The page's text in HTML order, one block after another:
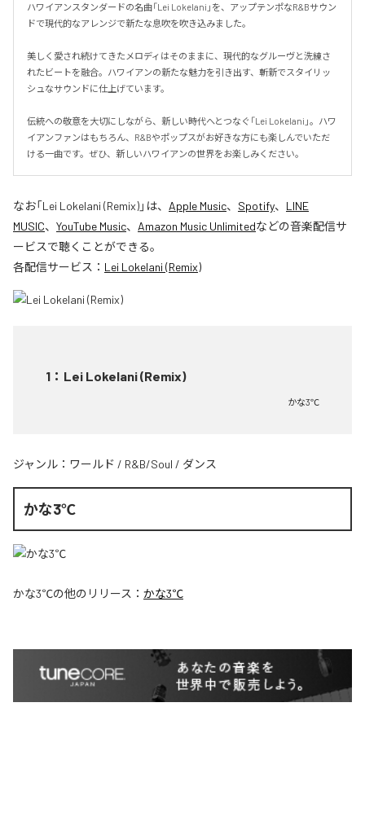
ハワイアンスタンダードの名曲「Lei Lokelani」を、アップテンポなR&Bサウン
ドで現代的なアレンジで新たな息吹を吹き込みました。
美しく愛され続けてきたメロディはそのままに、現代的なグルーヴと洗練さ
れたビートを融合。ハワイアンの新たな魅力を引き出す、斬新でスタイリッ
シュなサウンドに仕上げています。
伝統への敬意を大切にしながら、新しい時代へとつなぐ「Lei Lokelani」。ハワ
イアンファンはもちろん、R&Bやポップスがお好きな方にも楽しんでいただ
ける一曲です。ぜひ、新しいハワイアンの世界をお楽しみください。
なお「Lei Lokelani (Remix)」は、 Apple Music、 Spotify、 LINE
MUSIC、 YouTube Music、 Amazon Music Unlimitedなどの音楽配信サ
ービスで聴くことができる。
各配信サービス： Lei Lokelani (Remix)
1 ： Lei Lokelani (Remix)
かな3℃
ジャンル： ワールド / R&B/Soul / ダンス
かな3℃
かな3℃の他のリリース： かな3℃